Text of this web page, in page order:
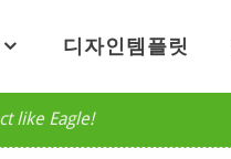
디자인템플릿